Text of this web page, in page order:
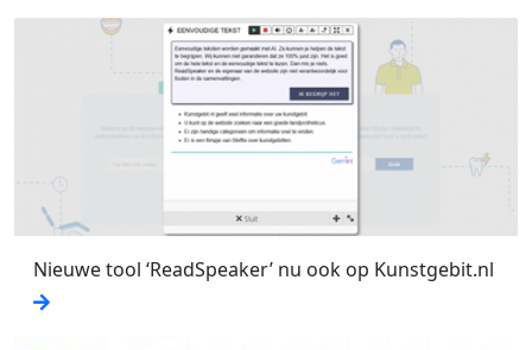
Nieuwe tool ‘ReadSpeaker’ nu ook op Kunstgebit.nl